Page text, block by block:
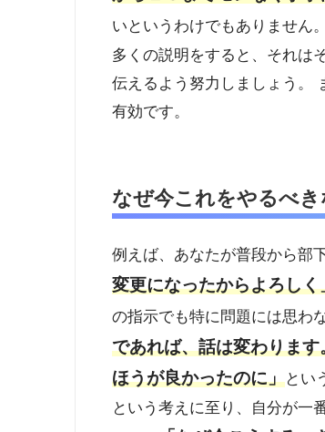
いというわけでもありません。
多くの説明をすると、それは
伝えるよう努力しましょう。
有効です。
なぜ今これをやるべ
例えば、あなたが普段から部
変更になったからよろしく
の指示でも特に問題には思わ
であれば、話は変わります
ほうが良かったのに」とい
という考えに至り、自分が一